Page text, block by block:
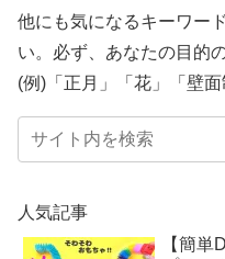
他にも気になるキーワー
い。必ず、あなたの目
(例)「正月」「花」「壁
人気記事
【簡